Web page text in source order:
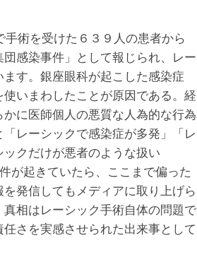
術を受けた６３９人の患者から
感染事件」として報じられ、レー
す。銀座眼科が起こした感染症
いまわしたことが原因である。経
に医師個人の悪質な人為的な行為
レーシックで感染症が多発」「レ
クだけが悪者のような扱い
が起きていたら、ここまで偏った
発信してもメディアに取り上げら
相はレーシック手術自体の問題で
さを実感させられた出来事として